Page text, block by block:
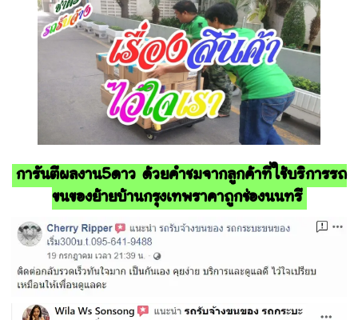
การันตีผลงาน5ดาว ด้วยคำชมจากลูกค้าที่ใช้บริการรถ
ขนของย้ายบ้านกรุงเทพราคาถูกช่องนนทรี